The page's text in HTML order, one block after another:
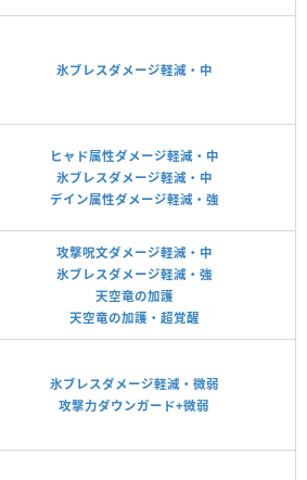
氷ブレスダメージ軽減・中
ヒャド属性ダメージ軽減・中
氷ブレスダメージ軽減・中
デイン属性ダメージ軽減・強
攻撃呪文ダメージ軽減・中
氷ブレスダメージ軽減・強
天空竜の加護
天空竜の加護・超覚醒
氷ブレスダメージ軽減・微弱
攻撃力ダウンガード+微弱